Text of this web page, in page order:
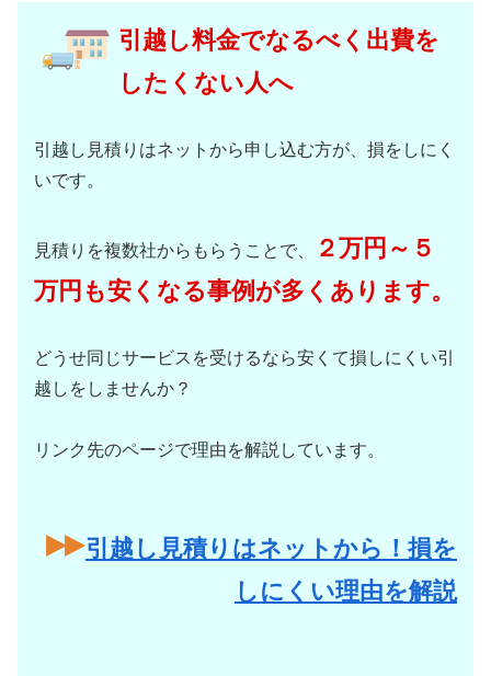
引越し料金でなるべく出費を
したくない人へ
引越し見積りはネットから申し込む方が、損をしにく
いです。
見積りを複数社からもらうことで、
２万円～５
万円も安くなる事例が多くあります。
どうせ同じサービスを受けるなら安くて損しにくい引
越しをしませんか？
リンク先のページで理由を解説しています。
引越し見積りはネットから！損を
しにくい理由を解説